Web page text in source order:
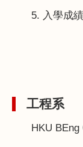
5. 入學成
工程系
HKU